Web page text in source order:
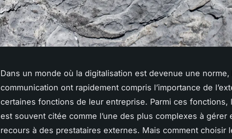
Dans un monde où la digitalisation est devenue une
communication ont rapidement compris l’importance de
certaines fonctions de leur entreprise. Parmi ces fonctions,
est souvent citée comme l’une des plus complexes à gérer
recours à des prestataires externes. Mais comment choisir